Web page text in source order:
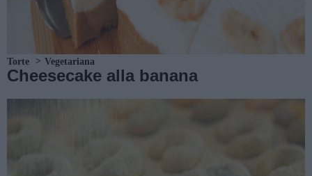
Torte Vegetariana
Cheesecake alla banana